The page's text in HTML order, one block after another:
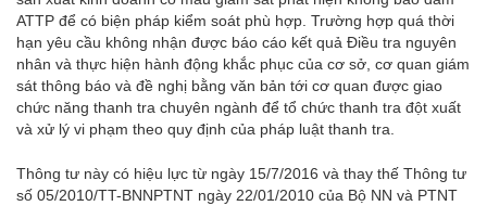
ATTP để có biện pháp kiểm soát phù hợp. Trường hợp quá thời
hạn yêu cầu không nhận được báo cáo kết quả Điều tra nguyên
nhân và thực hiện hành động khắc phục của cơ sở, cơ quan giám
sát thông báo và đề nghị bằng văn bản tới cơ quan được giao
chức năng thanh tra chuyên ngành để tổ chức thanh tra đột xuất
và xử lý vi phạm theo quy định của pháp luật thanh tra.
Thông tư này có hiệu lực từ ngày 15/7/2016 và thay thế Thông tư
số 05/2010/TT-BNNPTNT ngày 22/01/2010 của Bộ NN và PTNT